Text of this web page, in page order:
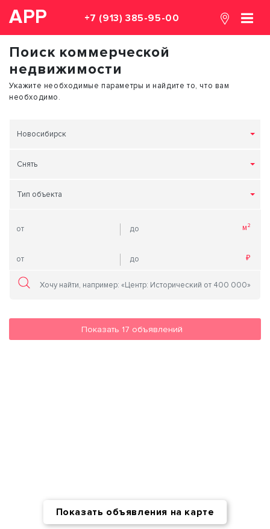
АРР +7 (913) 385-95-00
Поиск коммерческой
недвижимости
Укажите необходимые параметры и найдите то, что вам
необходимо.
Новосибирск
Снять
Тип объекта
Показать 17 объявлений
Показать объявления на карте